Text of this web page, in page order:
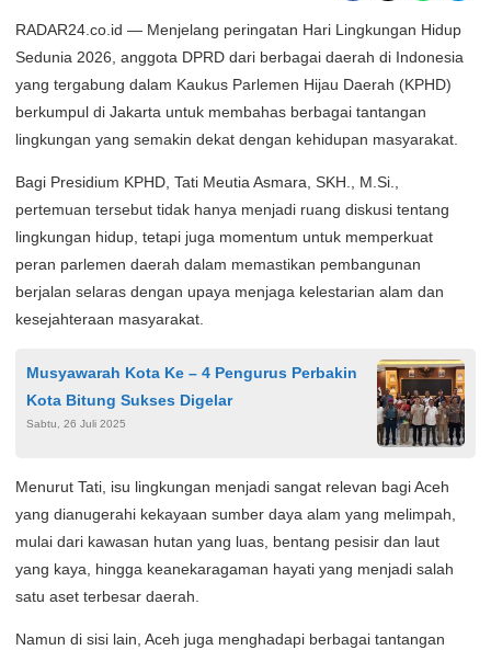
RADAR24.co.id — Menjelang peringatan Hari Lingkungan Hidup
Sedunia 2026, anggota DPRD dari berbagai daerah di Indonesia
yang tergabung dalam Kaukus Parlemen Hijau Daerah (KPHD)
berkumpul di Jakarta untuk membahas berbagai tantangan
lingkungan yang semakin dekat dengan kehidupan masyarakat.
Bagi Presidium KPHD, Tati Meutia Asmara, SKH., M.Si.,
pertemuan tersebut tidak hanya menjadi ruang diskusi tentang
lingkungan hidup, tetapi juga momentum untuk memperkuat
peran parlemen daerah dalam memastikan pembangunan
berjalan selaras dengan upaya menjaga kelestarian alam dan
kesejahteraan masyarakat.
Musyawarah Kota Ke – 4 Pengurus Perbakin
Kota Bitung Sukses Digelar
Sabtu, 26 Juli 2025
Menurut Tati, isu lingkungan menjadi sangat relevan bagi Aceh
yang dianugerahi kekayaan sumber daya alam yang melimpah,
mulai dari kawasan hutan yang luas, bentang pesisir dan laut
yang kaya, hingga keanekaragaman hayati yang menjadi salah
satu aset terbesar daerah.
Namun di sisi lain, Aceh juga menghadapi berbagai tantangan